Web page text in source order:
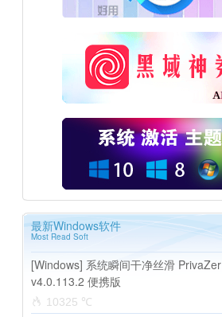
最新Windows软件
Most Read Soft
[Windows] 系统瞬间干净丝滑 PrivaZer
v4.0.113.2 便携版
10325 ℃